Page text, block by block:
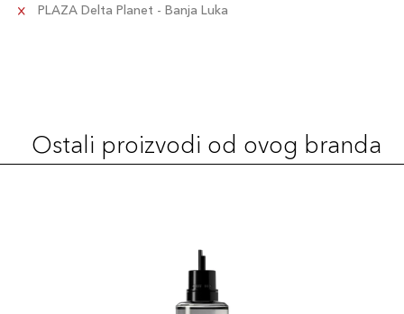
PLAZA Delta Planet - Banja Luka
Ostali proizvodi od ovog branda